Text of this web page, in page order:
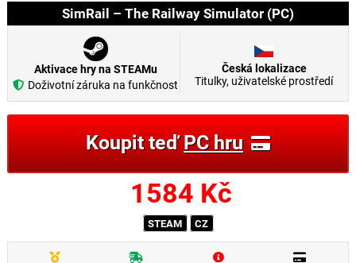
SimRail – The Railway Simulator (PC)
Aktivace hry na STEAMu
Doživotní záruka na funkčnost
Česká lokalizace
Titulky, uživatelské prostředí
Koupit teďPC hru
1584 Kč
STEAM CZ